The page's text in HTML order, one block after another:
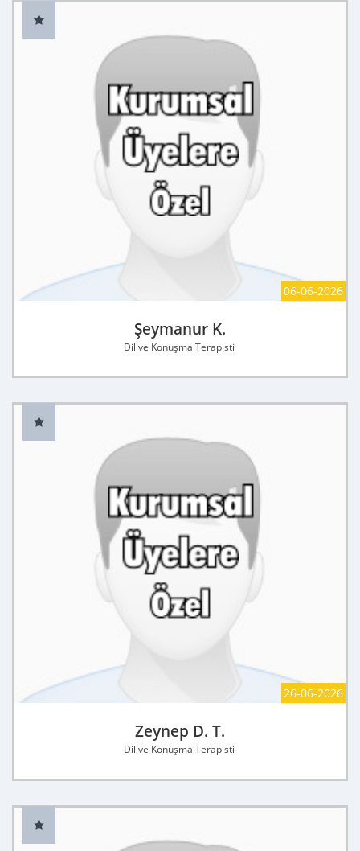
06-06-2026
Şeymanur K.
Dil ve Konuşma Terapisti
26-06-2026
Zeynep D. T.
Dil ve Konuşma Terapisti